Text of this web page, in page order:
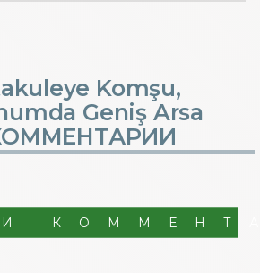
Komşu,
Geniş Arsa